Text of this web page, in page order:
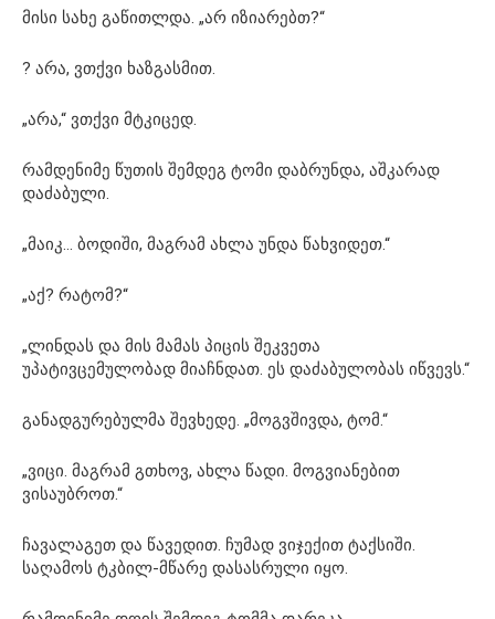
მისი სახე გაწითლდა. „არ იზიარებთ?“
? არა, ვთქვი ხაზგასმით.
„არა,“ ვთქვი მტკიცედ.
რამდენიმე წუთის შემდეგ ტომი დაბრუნდა, აშკარად
დაძაბული.
„მაიკ… ბოდიში, მაგრამ ახლა უნდა წახვიდეთ.“
„აქ? რატომ?“
„ლინდას და მის მამას პიცის შეკვეთა
უპატივცემულობად მიაჩნდათ. ეს დაძაბულობას იწვევს.“
განადგურებულმა შევხედე. „მოგვშივდა, ტომ.“
„ვიცი. მაგრამ გთხოვ, ახლა წადი. მოგვიანებით
ვისაუბროთ.“
ჩავალაგეთ და წავედით. ჩუმად ვიჯექით ტაქსიში.
საღამოს ტკბილ-მწარე დასასრული იყო.